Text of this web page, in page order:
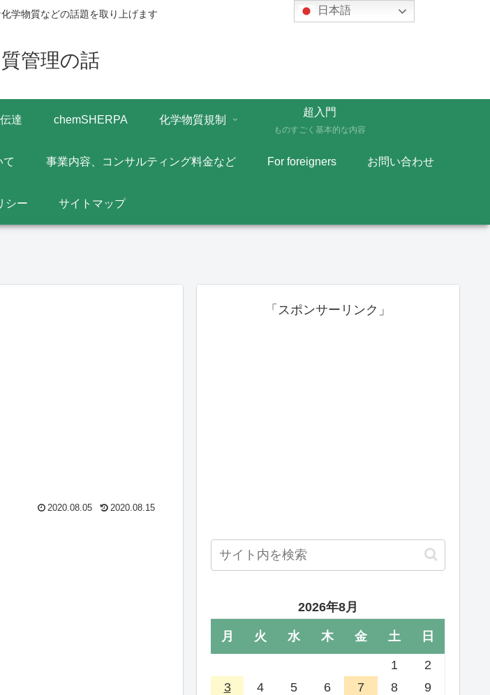
学物質などの話題を取り上げます
管理の話
達 chemSHERPA 化学物質規制
超入門
ものすごく基本的な内容
て 事業内容、コンサルティング料金など For foreigners お問い合わせ
シー サイトマップ
2020.08.05 2020.08.15
「スポンサーリンク」
2026年8月
月 火 水 木 金 土 日
1
2
3
4 5 6 7 8
9
日本語